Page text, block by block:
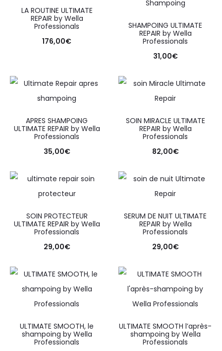
LA ROUTINE ULTIMATE
REPAIR by Wella
Professionals
176,00€
SHAMPOING ULTIMATE
REPAIR by Wella
Professionals
31,00€
APRES SHAMPOING
ULTIMATE REPAIR by Wella
Professionals
35,00€
SOIN MIRACLE ULTIMATE
REPAIR by Wella
Professionals
82,00€
SOIN PROTECTEUR
ULTIMATE REPAIR by Wella
Professionals
29,00€
SERUM DE NUIT ULTIMATE
REPAIR by Wella
Professionals
29,00€
ULTIMATE SMOOTH, le
shampoing by Wella
Professionals
ULTIMATE SMOOTH l’après-
shampoing by Wella
Professionals